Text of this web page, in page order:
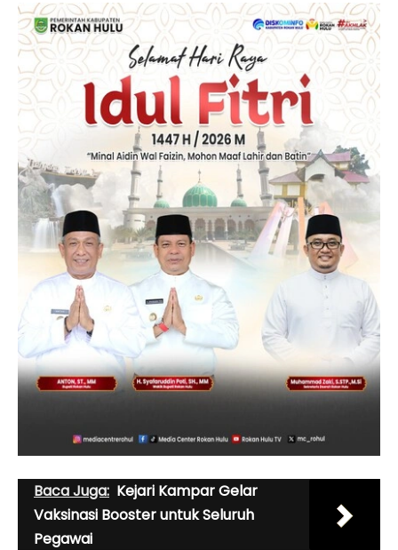
Baca Juga: Kejari Kampar Gelar
Vaksinasi Booster untuk Seluruh
Pegawai